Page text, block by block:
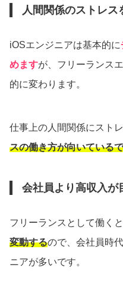
人間関係のストレス
iOSエンジニアは基本的に
めますが、フリーランス
的に変わります。
仕事上の人間関係にスト
スの働き方が向いている
会社員より高収入が
フリーランスとして働くと
変動するので、会社員時
ニアが多いです。